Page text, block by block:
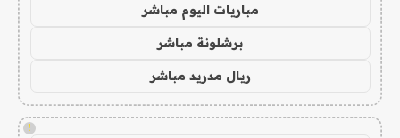
مباريات اليوم مباشر
برشلونة مباشر
ريال مدريد مباشر
!